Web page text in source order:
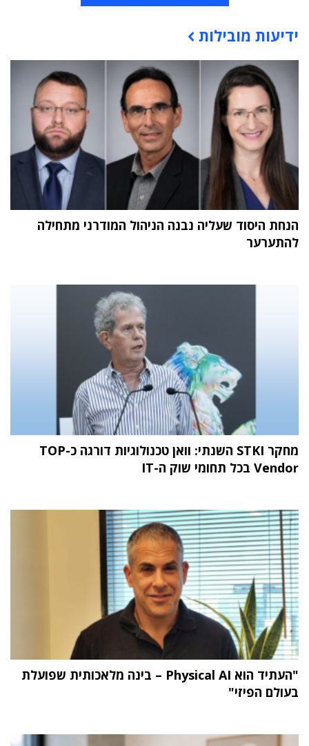
תוכן פרסומי
ידיעות מובילות
הנחת היסוד שעליה נבנה הניהול המודרני מתחילה
להתערער
מחקר STKI השנתי: וואן טכנולוגיות דורגה כ-TOP
Vendor בכל תחומי שוק ה-IT
"העתיד הוא Physical AI – בינה מלאכותית שפועלת
בעולם הפיזי"